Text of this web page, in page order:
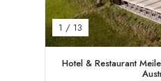
1 / 13
Hotel & Restaurant